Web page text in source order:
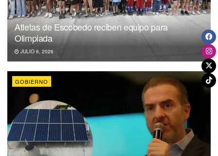
Atletas de Escobedo reciben equipo para
Olimpiada
JULIO 6, 2026
GOBIERNO